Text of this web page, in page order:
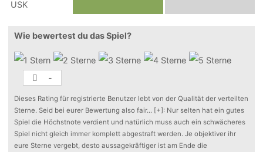
Wie bewertest du das Spiel?
-
Dieses Rating für registrierte Benutzer lebt von der Qualität der verteilten
Sterne. Seid bei eurer Bewertung also fair... [+]: Nur selten hat ein gutes
Spiel die Höchstnote verdient und natürlich muss auch ein schwächeres
Spiel nicht gleich immer komplett abgestraft werden. Je objektiver ihr
eure Sterne vergebt, desto aussagekräftiger ist am Ende die